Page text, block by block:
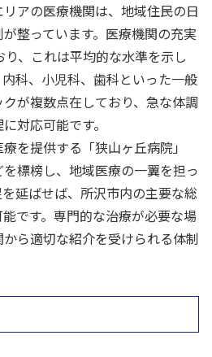
アの医療機関は、地域住民の日
整っています。医療機関の充実
、これは平均的な水準を示し
科、小児科、歯科といった一般
が複数点在しており、急な体調
対応可能です。
を提供する「狭山ヶ丘病院」
標榜し、地域医療の一翼を担っ
延ばせば、所沢市内の主要な総
です。専門的な治療が必要な場
ら適切な紹介を受けられる体制